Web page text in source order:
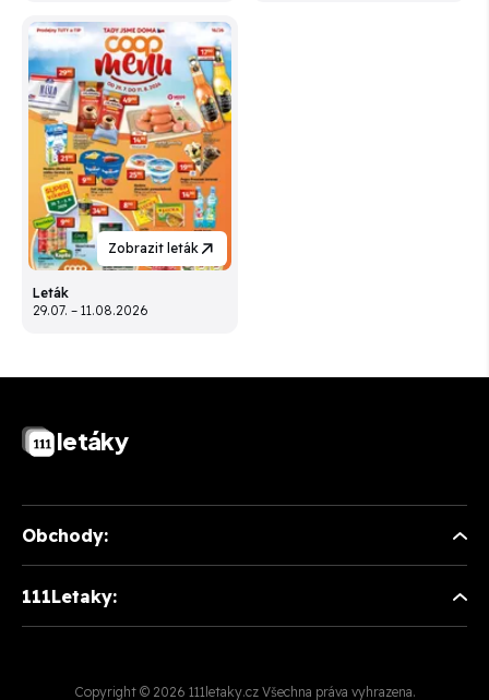
Zobrazit leták
Leták
29.07. – 11.08.2026
letáky
Obchody:
111Letaky:
Copyright © 2026 111letaky.cz Všechna práva vyhrazena.